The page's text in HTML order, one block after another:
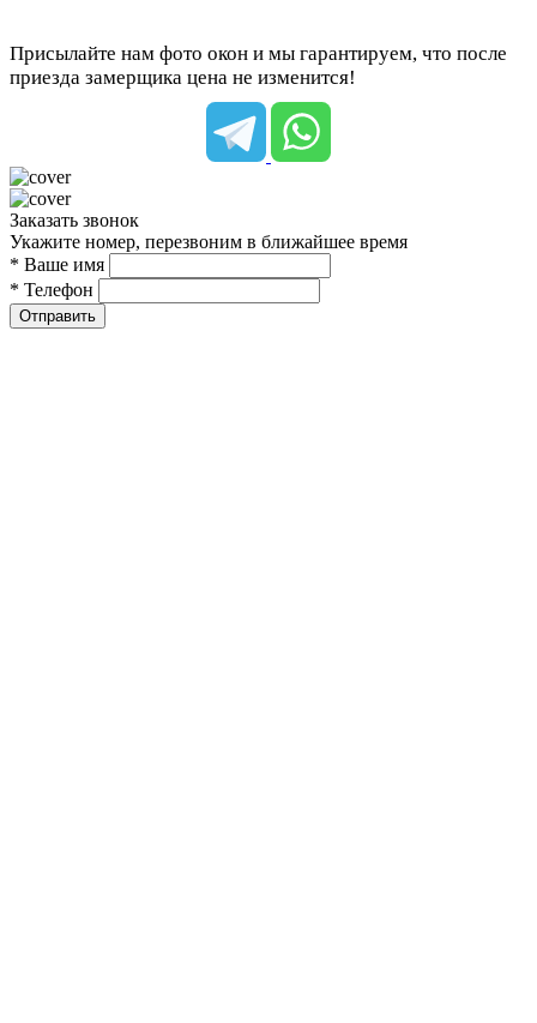
Присылайте нам фото окон и мы гарантируем, что после
приезда замерщика цена не изменится!
Заказать звонок
Укажите номер, перезвоним в ближайшее время
* Ваше имя
* Телефон
Отправить